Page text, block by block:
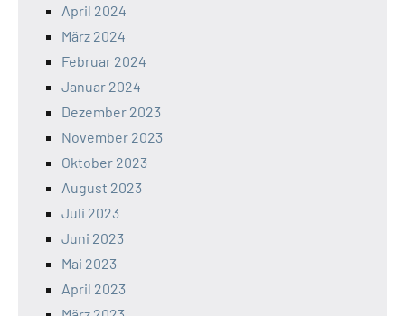
April 2024
März 2024
Februar 2024
Januar 2024
Dezember 2023
November 2023
Oktober 2023
August 2023
Juli 2023
Juni 2023
Mai 2023
April 2023